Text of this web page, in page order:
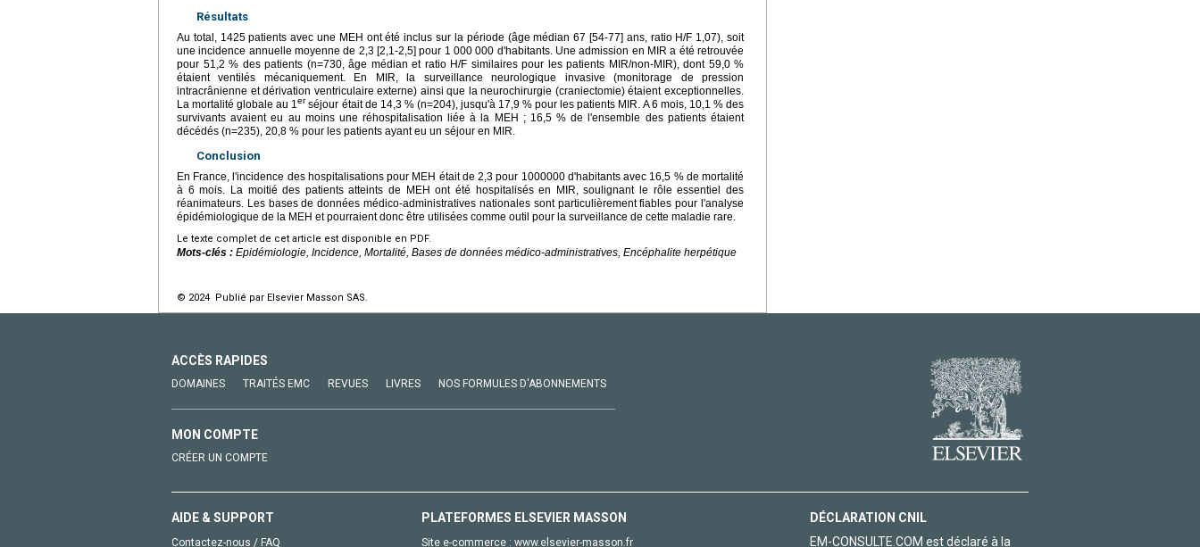
Résultats
Au total, 1425 patients avec une MEH ont été inclus sur la période (âge médian 67 [54-77] ans, ratio H/F 1,07), soit
une incidence annuelle moyenne de 2,3 [2,1-2,5] pour 1 000 000 d'habitants. Une admission en MIR a été retrouvée
pour 51,2 % des patients (n=730, âge médian et ratio H/F similaires pour les patients MIR/non-MIR), dont 59,0 %
étaient ventilés mécaniquement. En MIR, la surveillance neurologique invasive (monitorage de pression
intracrânienne et dérivation ventriculaire externe) ainsi que la neurochirurgie (craniectomie) étaient exceptionnelles.
La mortalité globale au 1er séjour était de 14,3 % (n=204), jusqu'à 17,9 % pour les patients MIR. A 6 mois, 10,1 % des
survivants avaient eu au moins une réhospitalisation liée à la MEH ; 16,5 % de l'ensemble des patients étaient
décédés (n=235), 20,8 % pour les patients ayant eu un séjour en MIR.
Conclusion
En France, l'incidence des hospitalisations pour MEH était de 2,3 pour 1000000 d'habitants avec 16,5 % de mortalité
à 6 mois. La moitié des patients atteints de MEH ont été hospitalisés en MIR, soulignant le rôle essentiel des
réanimateurs. Les bases de données médico-administratives nationales sont particulièrement fiables pour l'analyse
épidémiologique de la MEH et pourraient donc être utilisées comme outil pour la surveillance de cette maladie rare.
Le texte complet de cet article est disponible en PDF.
Mots-clés : Epidémiologie, Incidence, Mortalité, Bases de données médico-administratives, Encéphalite herpétique
© 2024 Publié par Elsevier Masson SAS.
ACCÈS RAPIDES
DOMAINES TRAITÉS EMC REVUES LIVRES NOS FORMULES D'ABONNEMENTS
MON COMPTE
CRÉER UN COMPTE
AIDE & SUPPORT
Contactez-nous / FAQ
PLATEFORMES ELSEVIER MASSON
Site e-commerce : www.elsevier-masson.fr
DÉCLARATION CNIL
EM-CONSULTE.COM est déclaré à la